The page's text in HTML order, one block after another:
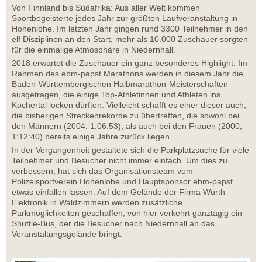
Von Finnland bis Südafrika: Aus aller Welt kommen
Sportbegeisterte jedes Jahr zur größten Laufveranstaltung in
Hohenlohe. Im letzten Jahr gingen rund 3300 Teilnehmer in den
elf Disziplinen an den Start, mehr als 10.000 Zuschauer sorgten
für die einmalige Atmosphäre in Niedernhall.
2018 erwartet die Zuschauer ein ganz besonderes Highlight. Im
Rahmen des ebm-papst Marathons werden in diesem Jahr die
Baden-Württembergischen Halbmarathon-Meisterschaften
ausgetragen, die einige Top-Athletinnen und Athleten ins
Kochertal locken dürften. Vielleicht schafft es einer dieser auch,
die bisherigen Streckenrekorde zu übertreffen, die sowohl bei
den Männern (2004, 1:06:53), als auch bei den Frauen (2000,
1:12:40) bereits einige Jahre zurück liegen.
In der Vergangenheit gestaltete sich die Parkplatzsuche für viele
Teilnehmer und Besucher nicht immer einfach. Um dies zu
verbessern, hat sich das Organisationsteam vom
Polizeisportverein Hohenlohe und Hauptsponsor ebm-papst
etwas einfallen lassen. Auf dem Gelände der Firma Würth
Elektronik in Waldzimmern werden zusätzliche
Parkmöglichkeiten geschaffen, von hier verkehrt ganztägig ein
Shuttle-Bus, der die Besucher nach Niedernhall an das
Veranstaltungsgelände bringt.